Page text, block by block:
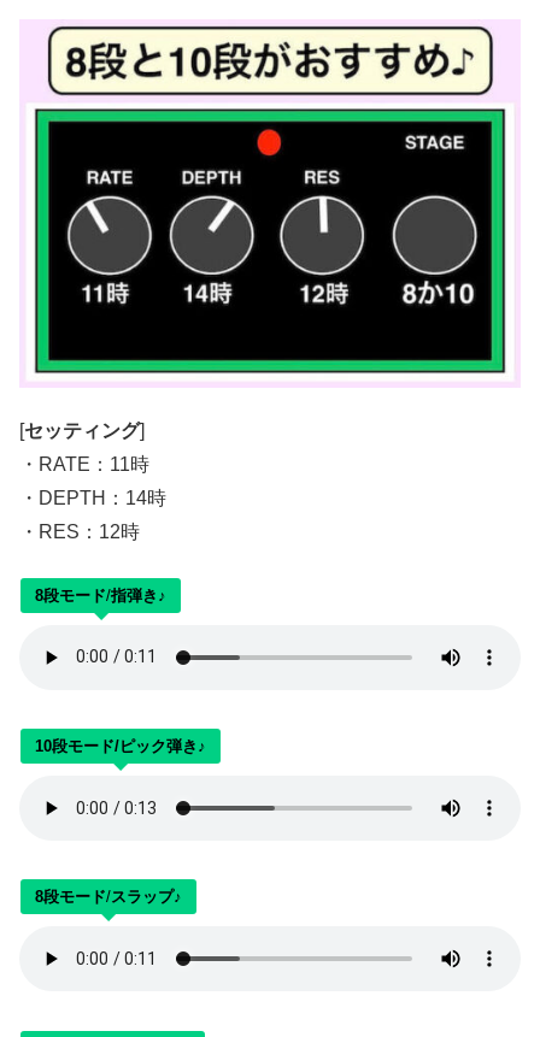
[セッティング]
・RATE：11時
・DEPTH：14時
・RES：12時
8段モード/指弾き♪
10段モード/ピック弾き♪
8段モード/スラップ♪